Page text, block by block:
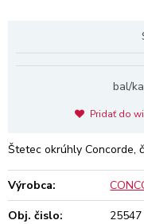
bal/
Pridať do
Štetec okrúhly Concorde,
Výrobca:
Obj. čislo:
25547